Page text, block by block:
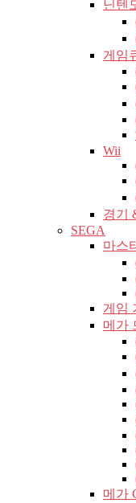
닌텐
게임
Wii
경기
SEGA
마스
게임
메가
메가